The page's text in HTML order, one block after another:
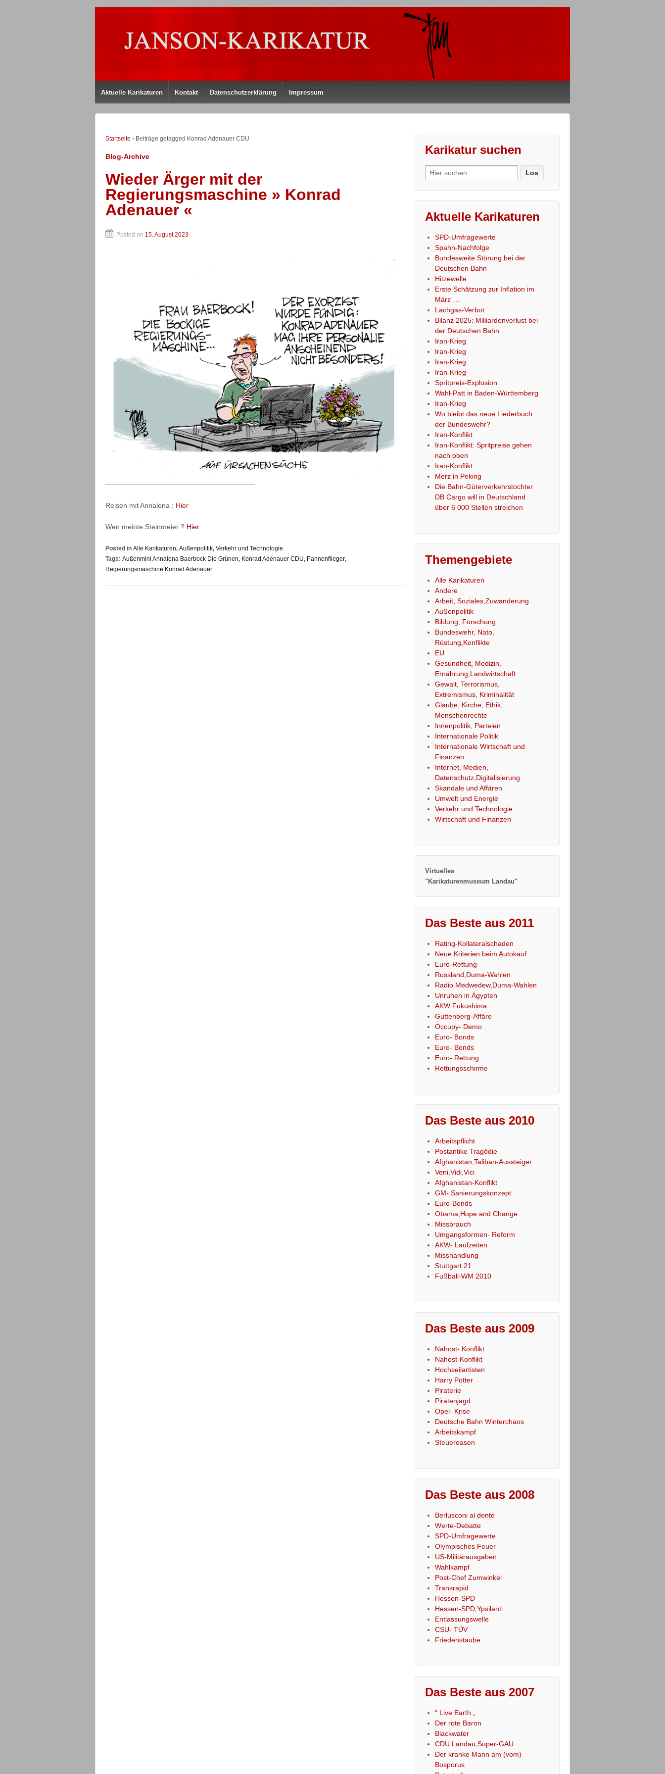
Aktuelle Karikaturen Kontakt Datenschutzerklärung Impressum
Startseite › Beiträge getagged Konrad Adenauer CDU
Blog-Archive
Wieder Ärger mit der
Regierungsmaschine » Konrad
Adenauer «
Posted on 15. August 2023
—————————————————————–
Reisen mit Annalena : Hier
Wen meinte Steinmeier ? Hier
Posted in Alle Karikaturen, Außenpolitik, Verkehr und Technologie
Tags: Außenmini Annalena Baerbock Die Grünen, Konrad Adenauer CDU, Pannenflieger,
Regierungsmaschine Konrad Adenauer
Karikatur suchen
Search
for:
Aktuelle Karikaturen
SPD-Umfragewerte
Spahn-Nachfolge
Bundesweite Störung bei der
Deutschen Bahn
Hitzewelle
Erste Schätzung zur Inflation im
März …
Lachgas-Verbot
Bilanz 2025: Milliardenverlust bei
der Deutschen Bahn
Iran-Krieg
Iran-Krieg
Iran-Krieg
Iran-Krieg
Spritpreis-Explosion
Wahl-Patt in Baden-Württemberg
Iran-Krieg
Wo bleibt das neue Liederbuch
der Bundeswehr?
Iran-Konflikt
Iran-Konflikt: Spritpreise gehen
nach oben
Iran-Konflikt
Merz in Peking
Die Bahn-Güterverkehrstochter
DB Cargo will in Deutschland
über 6 000 Stellen streichen
Themengebiete
Alle Karikaturen
Andere
Arbeit, Soziales,Zuwanderung
Außenpolitik
Bildung, Forschung
Bundeswehr, Nato,
Rüstung,Konflikte
EU
Gesundheit, Medizin,
Ernährung,Landwirtschaft
Gewalt, Terrorismus,
Extremismus, Kriminalität
Glaube, Kirche, Ethik,
Menschenrechte
Innenpolitik, Parteien
Internationale Politik
Internationale Wirtschaft und
Finanzen
Internet, Medien,
Datenschutz,Digitalisierung
Skandale und Affären
Umwelt und Energie
Verkehr und Technologie
Wirtschaft und Finanzen
Virtuelles
"Karikaturenmuseum Landau"
Das Beste aus 2011
Rating-Kollateralschaden
Neue Kriterien beim Autokauf
Euro-Rettung
Russland,Duma-Wahlen
Radio Medwedew,Duma-Wahlen
Unruhen in Ägypten
AKW Fukushima
Guttenberg-Affäre
Occupy- Demo
Euro- Bonds
Euro- Bonds
Euro- Rettung
Rettungsschirme
Das Beste aus 2010
Arbeitspflicht
Postantike Tragödie
Afghanistan,Taliban-Aussteiger
Veni,Vidi,Vici
Afghanistan-Konflikt
GM- Sanierungskonzept
Euro-Bonds
Obama,Hope and Change
Missbrauch
Umgangsformen- Reform
AKW- Laufzeiten
Misshandlung
Stuttgart 21
Fußball-WM 2010
Das Beste aus 2009
Nahost- Konflikt
Nahost-Konflikt
Hochseilartisten
Harry Potter
Piraterie
Piratenjagd
Opel- Krise
Deutsche Bahn Winterchaos
Arbeitskampf
Steueroasen
Das Beste aus 2008
Berlusconi al dente
Werte-Debatte
SPD-Umfragewerte
Olympisches Feuer
US-Militärausgaben
Wahlkampf
Post-Chef Zumwinkel
Transrapid
Hessen-SPD
Hessen-SPD,Ypsilanti
Entlassungswelle
CSU- TÜV
Friedenstaube
Das Beste aus 2007
“ Live Earth „
Der rote Baron
Blackwater
CDU Landau,Super-GAU
Der kranke Mann am (vom)
Bosporus